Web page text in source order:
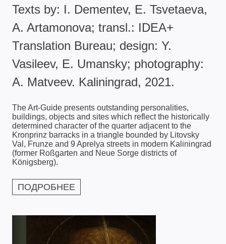
Texts by: I. Dementev, E. Tsvetaeva,
A. Artamonova; transl.: IDEA+
Translation Bureau; design: Y.
Vasileev, E. Umansky; photography:
А. Matveev. Kaliningrad, 2021.
The Art-Guide presents outstanding personalities,
buildings, objects and sites which reflect the historically
determined character of the quarter adjacent to the
Kronprinz barracks in a triangle bounded by Litovsky
Val, Frunze and 9 Aprelya streets in modern Kaliningrad
(former Roßgarten and Neue Sorge districts of
Königsberg).
ПОДРОБНЕЕ